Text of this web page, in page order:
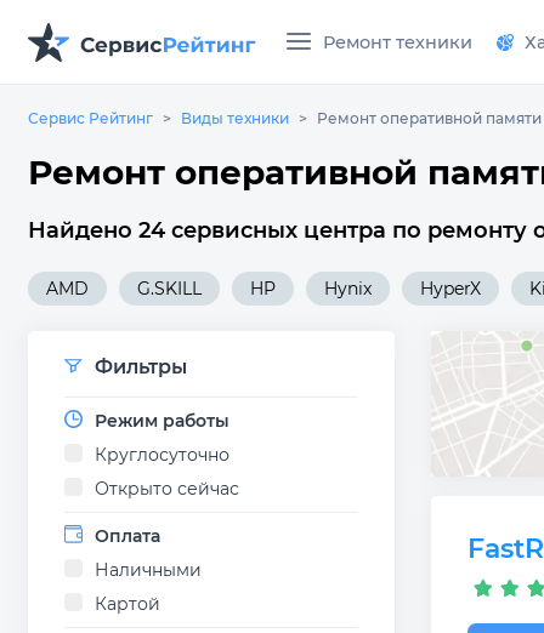
Ремонт техники
Сервис Рейтинг Виды техники Ремонт оперативной памяти
Ремонт оперативной
Найдено 24 сервисных центра по ремонту
AMD G.SKILL HP Hynix HyperX
Фильтры
Режим работы
Круглосуточно
Открыто сейчас
Оплата
Наличными
Картой